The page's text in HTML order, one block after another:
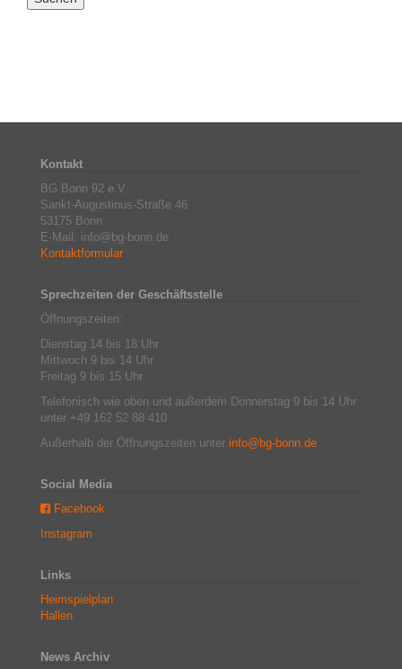
Kontakt
BG Bonn 92 e.V.
Sankt-Augustinus-Straße 46
53175 Bonn
E-Mail: info@bg-bonn.de
Kontaktformular
Sprechzeiten der Geschäftsstelle
Öffnungszeiten:
Dienstag 14 bis 18 Uhr
Mittwoch 9 bis 14 Uhr
Freitag 9 bis 15 Uhr
Telefonisch wie oben und außerdem Donnerstag 9 bis 14 Uhr
unter +49 162 52 88 410
Außerhalb der Öffnungszeiten unter info@bg-bonn.de
Social Media
Facebook
Instagram
Links
Heimspielplan
Hallen
News Archiv